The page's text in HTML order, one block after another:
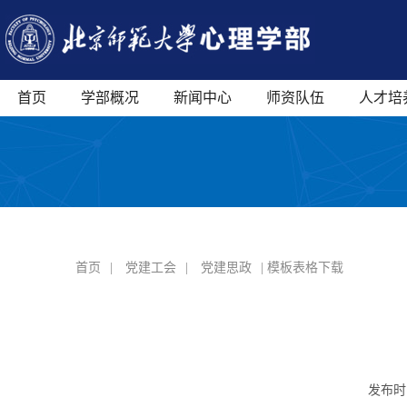
首页 学部概况 新闻中心 师资队伍 人才培
首页 党建工会 党建思政 | 模板表格下载
发布